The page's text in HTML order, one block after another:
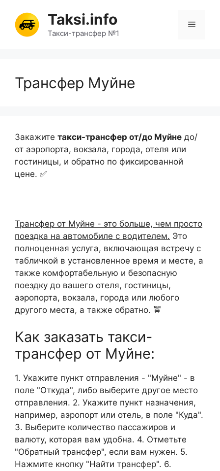
содержимому
Taksi.info
Такси-трансфер №1
Меню
Трансфер Муйне
Закажите такси-трансфер от/до Муйне до/
от аэропорта, вокзала, города, отеля или
гостиницы, и обратно по фиксированной
цене. ✅
Трансфер от Муйне - это больше, чем просто
поездка на автомобиле с водителем. Это
полноценная услуга, включающая встречу с
табличкой в установленное время и месте, а
также комфортабельную и безопасную
поездку до вашего отеля, гостиницы,
аэропорта, вокзала, города или любого
другого места, а также обратно. 🚖
Как заказать такси-
трансфер от Муйне:
1. Укажите пункт отправления - "Муйне" - в
поле "Откуда", либо выберите другое место
отправления. 2. Укажите пункт назначения,
например, аэропорт или отель, в поле "Куда".
3. Выберите количество пассажиров и
валюту, которая вам удобна. 4. Отметьте
"Обратный трансфер", если вам нужен. 5.
Нажмите кнопку "Найти трансфер". 6.